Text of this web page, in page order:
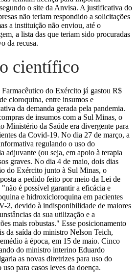
o site da Anvisa. A justificativa do
não teriam respondido a solicitações
a instituição não enviou, até o
a lista das que teriam sido procuradas
da recusa.
científico
do Exército já gastou R$
cloroquina, entre insumos e
da demanda gerada pela pandemia.
de insumos com a Sul Minas, o
Ministério da Saúde era divergente para
da Covid-19. No dia 27 de março, a
regulando o uso do
adjuvante (ou seja, em apoio à terapia
graves. No dia 4 de maio, dois dias
do Exército junto à Sul Minas, o
a pedido feito por meio da Lei de
é possível garantir a eficácia e
e hidroxicloroquina em pacientes
2, devido à indisponibilidade de maiores
da sua utilização e a
mais robustas." Esse posicionamento
da saída do ministro Nelson Teich,
à época, em 15 de maio. Cinco
do ministro interino Eduardo
as novas diretrizes para uso do
para casos leves da doença.